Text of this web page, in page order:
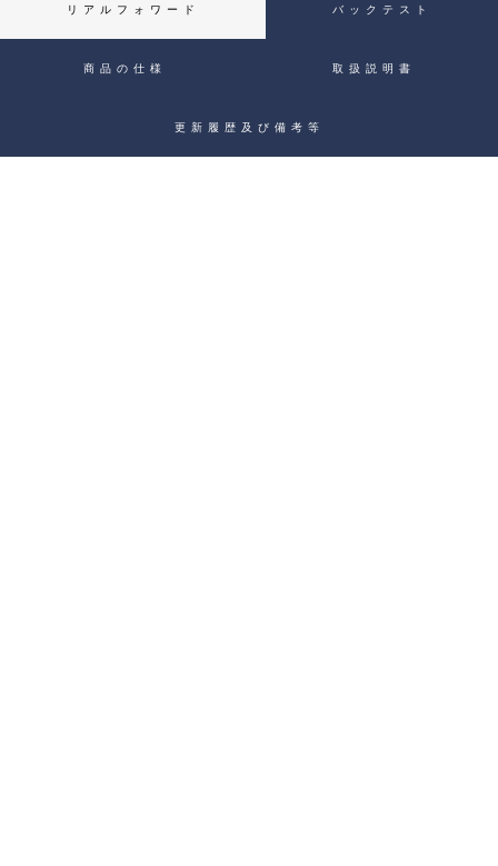
リアルフォワード バックテスト
商品の仕様 取扱説明書
更新履歴及び備考等